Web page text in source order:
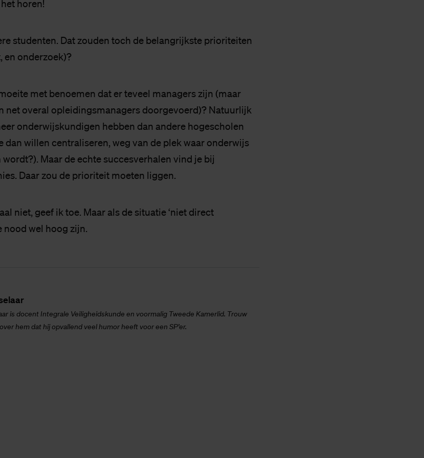
horen!
studenten. Dat zouden toch de belangrijkste prioriteiten
en onderzoek)?
met benoemen dat er teveel managers zijn (maar
net overal opleidingsmanagers doorgevoerd)? Natuurlijk
onderwijskundigen hebben dan andere hogescholen
dan willen centraliseren, weg van de plek waar onderwijs
Maar de echte succesverhalen vind je bij
Daar zou de prioriteit moeten liggen.
niet, geef ik toe. Maar als de situatie ‘niet direct
nood wel hoog zijn.
is docent Integrale Veiligheidskunde en voormalig Tweede Kamerlid. Trouw
hem dat hij opvallend veel humor heeft voor een SP’er.